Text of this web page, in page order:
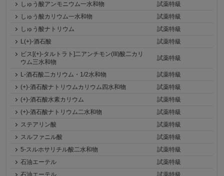
しゅう酸アンモニウム一水和物
試薬特級
しゅう酸カリウム一水和物
試薬特級
しゅう酸ナトリウム
試薬特級
L(+)-酒石酸
試薬特級
ビス[(+)-タルトラト]二アンチモン(III)酸二カリ
ウム三水和物
試薬特級
L-酒石酸二カリウム・1/2水和物
試薬特級
(+)-酒石酸ナトリウムカリウム四水和物
試薬特級
(+)-酒石酸水素カリウム
試薬特級
(+)-酒石酸ナトリウム二水和物
試薬特級
ステアリン酸
試薬特級
スルファニル酸
試薬特級
5-スルホサリチル酸二水和物
試薬特級
石油エーテル
試薬特級
石油エーテル
試薬特級